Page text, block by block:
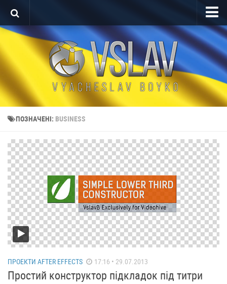
Головна
Портфоліо
Проекти After Effects
Реклама
Теледизайн
Редагування відео
Про автора
Контакт
Мова
English
ПОЗНАЧЕНІ: BUSINESS
ПРОЕКТИ AFTER EFFECTS 17:16 • 29.07.2013
Простий конструктор підкладок під титри